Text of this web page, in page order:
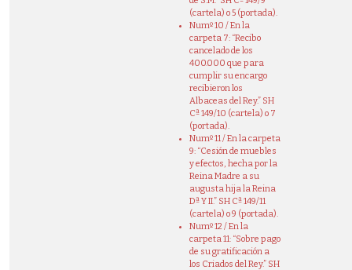
(cartela) o 5 (portada).
Numº 10 / En la
carpeta 7: “Recibo
cancelado de los
400.000 que para
cumplir su encargo
recibieron los
Albaceas del Rey.” SH
Cª 149/10 (cartela) o 7
(portada).
Numº 11 / En la carpeta
9: “Cesión de muebles
y efectos, hecha por la
Reina Madre a su
augusta hija la Reina
Dª Y II.” SH Cª 149/11
(cartela) o 9 (portada).
Numº 12 / En la
carpeta 11: “Sobre pago
de su gratificación a
los Criados del Rey.” SH